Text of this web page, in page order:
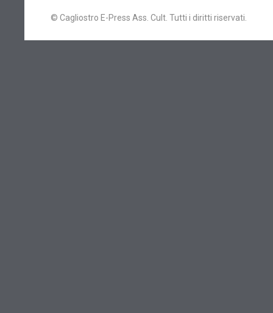
© Cagliostro E-Press Ass. Cult. Tutti i diritti riservati.